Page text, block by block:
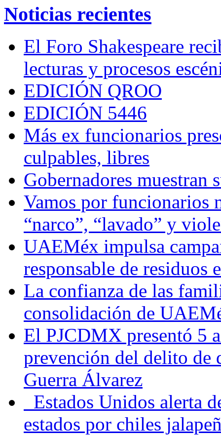
Noticias recientes
El Foro Shakespeare
lecturas y procesos
EDICIÓN QROO
EDICIÓN 5446
Más ex funcionarios
culpables, libres
Gobernadores muestran
Vamos por funcionarios
“narco”, “lavado” y
UAEMéx impulsa
responsable de residuos
La confianza de las
consolidación de
El PJCDMX presentó 5
prevención del delito de
Guerra Álvarez
Estados Unidos alerta
estados por chiles